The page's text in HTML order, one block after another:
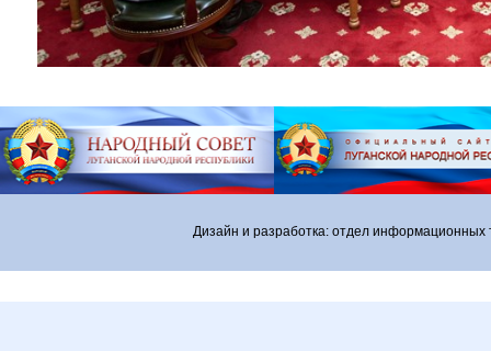
Дизайн и разработка: отдел информационных